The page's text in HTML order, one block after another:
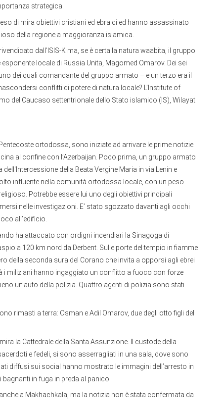
strategica.
di mira obiettivi cristiani ed ebraici ed hanno assassinato
della regione a maggioranza islamica.
dall’ISIS-K ma, se è certa la natura waabita, il gruppo
locale di Russia Unita, Magomed Omarov. Dei sei
dei quali comandante del gruppo armato – e un terzo era il
conflitti di potere di natura locale? L’Institute of
del Caucaso settentrionale dello Stato islamico (IS), Wilayat
ortodossa, sono iniziate ad arrivare le prime notizie
al confine con l’Azerbaijan. Poco prima, un gruppo armato
della Beata Vergine Maria in via Lenin e
influente nella comunità ortodossa locale, con un peso
Potrebbe essere lui uno degli obiettivi principali
nelle investigazioni. E’ stato sgozzato davanti agli occhi
all’edificio.
ha attaccato con ordigni incendiari la Sinagoga di
a 120 km nord da Derbent. Sulle porte del tempio in fiamme
della seconda sura del Corano che invita a opporsi agli ebrei
i miliziani hanno ingaggiato un conflitto a fuoco con forze
un’auto della polizia. Quattro agenti di polizia sono stati
rimasti a terra: Osman e Adil Omarov, due degli otto figli del
la Cattedrale della Santa Assunzione. Il custode della
e fedeli, si sono asserragliati in una sala, dove sono
diffusi sui social hanno mostrato le immagini dell’arresto in
in fuga in preda al panico.
a Makhachkala, ma la notizia non è stata confermata da